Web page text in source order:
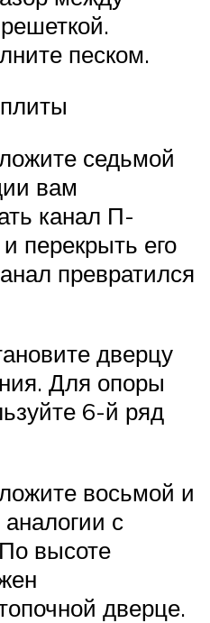
песком.
седьмой
вам
канал П-
перекрыть его
превратился
дверцу
Для опоры
6-й ряд
восьмой и
с
высоте
дверце.